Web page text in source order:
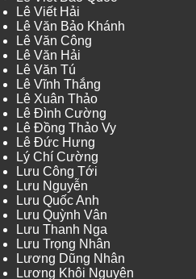
Lê Viết Hải
Lê Văn Bảo Khánh
Lê Văn Công
Lê Văn Hải
Lê Văn Tú
Lê Vĩnh Thắng
Lê Xuân Thảo
Lê Đình Cường
Lê Đồng Thảo Vy
Lê Đức Hưng
Lý Chí Cường
Lưu Công Tới
Lưu Nguyễn
Lưu Quốc Anh
Lưu Quỳnh Vân
Lưu Thanh Nga
Lưu Trọng Nhân
Lương Dũng Nhân
Lương Khôi Nguyên